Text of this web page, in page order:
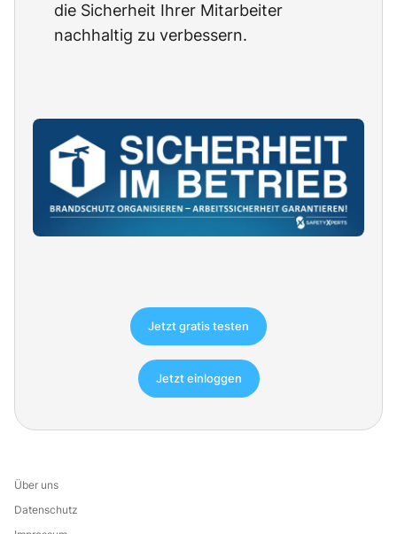
die Sicherheit Ihrer Mitarbeiter
nachhaltig zu verbessern.
Jetzt gratis testen
Jetzt einloggen
Über uns
Datenschutz